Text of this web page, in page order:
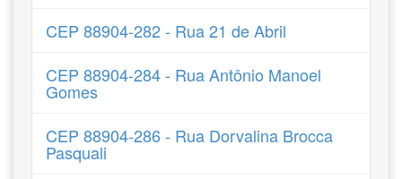
CEP 88904-282 - Rua 21 de Abril
CEP 88904-284 - Rua Antônio Manoel
Gomes
CEP 88904-286 - Rua Dorvalina Brocca
Pasquali